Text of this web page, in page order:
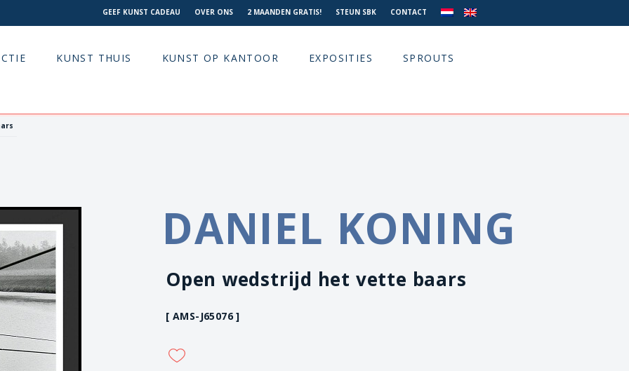
GEEF KUNST CADEAU OVER ONS 2 MAANDEN GRATIS! STEUN SBK CONTACT
KUNST THUIS KUNST OP KANTOOR EXPOSITIES SPROUTS
DANIEL KONING
Open wedstrijd het vette baars
[ AMS-J65076 ]